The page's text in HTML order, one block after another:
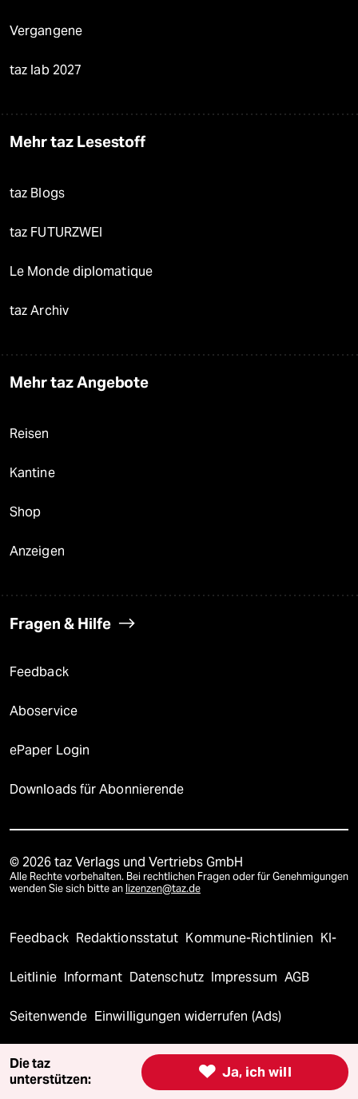
Vergangene
taz lab 2027
Mehr taz Lesestoff
taz Blogs
taz FUTURZWEI
Le Monde diplomatique
taz Archiv
Mehr taz Angebote
Reisen
Kantine
Shop
Anzeigen
Fragen & Hilfe
Feedback
Aboservice
ePaper Login
Downloads für Abonnierende
© 2026 taz Verlags und Vertriebs GmbH
Alle Rechte vorbehalten. Bei rechtlichen Fragen oder für Genehmigungen
wenden Sie sich bitte an lizenzen@taz.de
Feedback Redaktionsstatut Kommune-Richtlinien KI-
Leitlinie Informant Datenschutz Impressum AGB
Seitenwende Einwilligungen widerrufen (Ads)
 Ja, ich will
Die taz
unterstützen: